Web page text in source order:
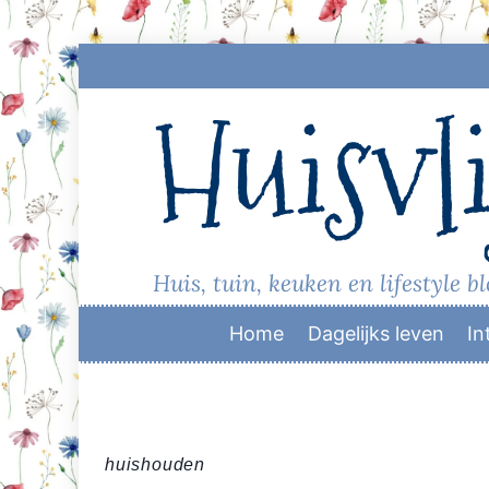
Skip
to
Huis, tuin, keuken en lifestyle
Home Dagelijks leven
huishouden